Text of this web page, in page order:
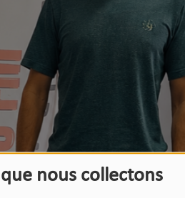
nous collectons
LE 12-13 DU WEEK-END :